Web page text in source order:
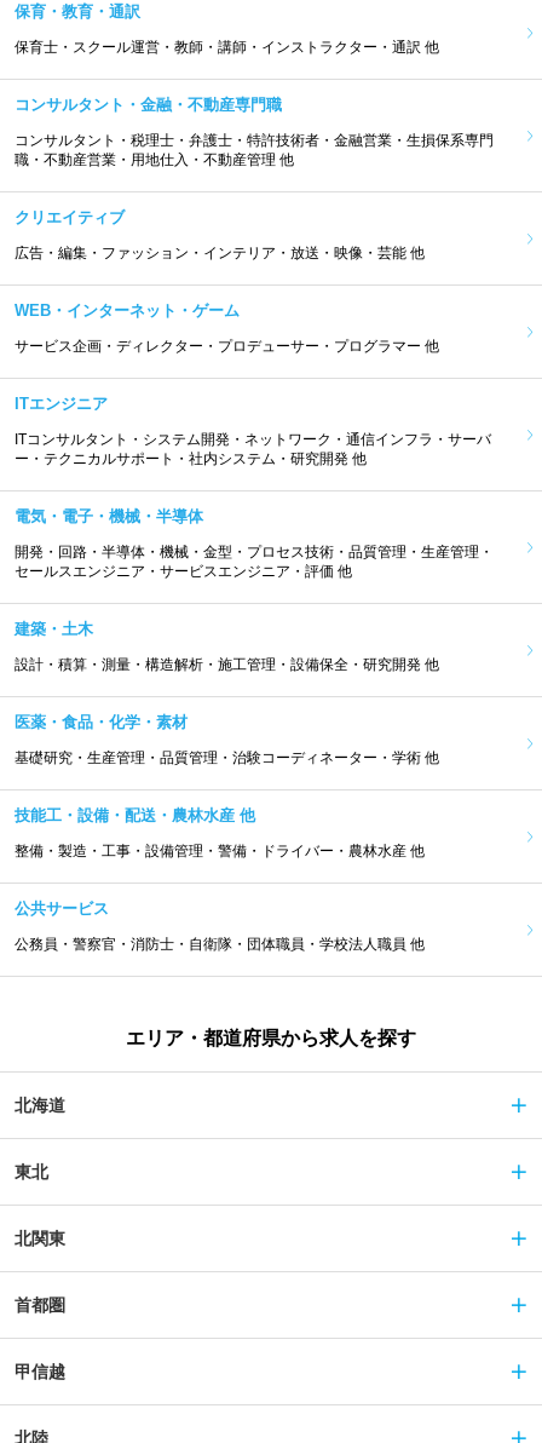
保育・教育・通訳
保育士・スクール運営・教師・講師・インストラクター・通訳 他
コンサルタント・金融・不動産専門職
コンサルタント・税理士・弁護士・特許技術者・金融営業・生損保系専門
職・不動産営業・用地仕入・不動産管理 他
クリエイティブ
広告・編集・ファッション・インテリア・放送・映像・芸能 他
WEB・インターネット・ゲーム
サービス企画・ディレクター・プロデューサー・プログラマー 他
ITエンジニア
ITコンサルタント・システム開発・ネットワーク・通信インフラ・サーバ
ー・テクニカルサポート・社内システム・研究開発 他
電気・電子・機械・半導体
開発・回路・半導体・機械・金型・プロセス技術・品質管理・生産管理・
セールスエンジニア・サービスエンジニア・評価 他
建築・土木
設計・積算・測量・構造解析・施工管理・設備保全・研究開発 他
医薬・食品・化学・素材
基礎研究・生産管理・品質管理・治験コーディネーター・学術 他
技能工・設備・配送・農林水産 他
整備・製造・工事・設備管理・警備・ドライバー・農林水産 他
公共サービス
公務員・警察官・消防士・自衛隊・団体職員・学校法人職員 他
エリア・都道府県から求人を探す
北海道
東北
北関東
首都圏
甲信越
北陸